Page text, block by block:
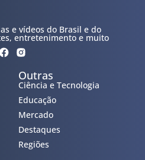
e vídeos do Brasil e do
entretenimento e muito
Outras
Ciência e Tecnologia
Educação
Mercado
Destaques
Regiões